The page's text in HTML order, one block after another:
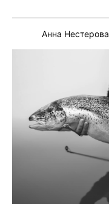
Анна Нестерова